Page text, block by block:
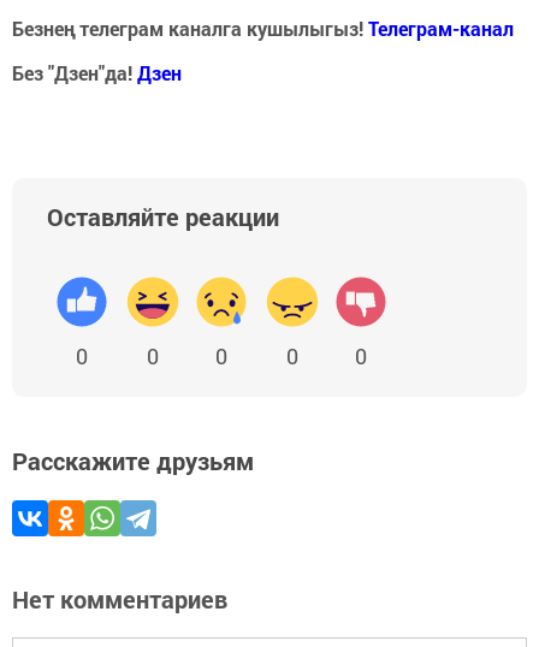
Безнең телеграм каналга кушылыгыз!Телеграм-канал
Без "Дзен"да!Дзен
Оставляйте реакции
0 0 0 0 0
Расскажите друзьям
Нет комментариев